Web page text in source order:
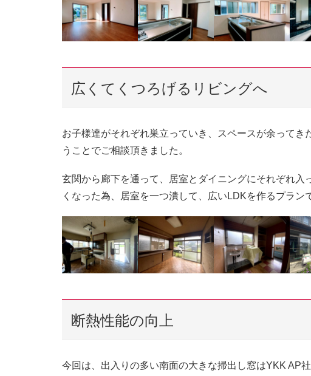
広くてくつろげるリビングへ
お子様達がそれぞれ巣立っていき、スペースが余って
うことでご相談頂きました。
玄関から廊下を通って、居室とダイニングにそれぞれ
くなった為、居室を一つ潰して、広いLDKを作るプラン
断熱性能の向上
今回は、出入りの多い南面の大きな掃出し窓はYKK AP